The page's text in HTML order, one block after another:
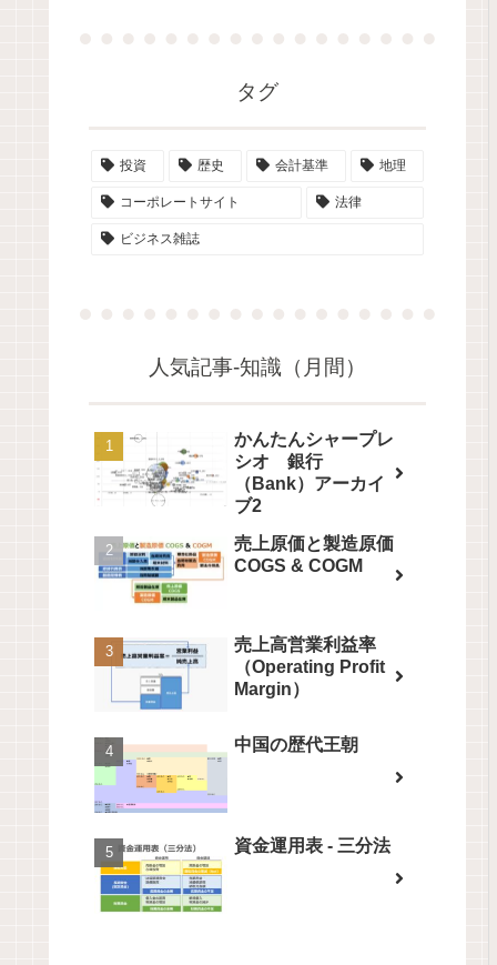
タグ
投資 歴史 会計基準 地理
コーポレートサイト 法律
ビジネス雑誌
人気記事-知識（月間）
かんたんシャープレ
シオ 銀行
（Bank）アーカイ
ブ2
売上原価と製造原価
COGS & COGM
売上高営業利益率
（Operating Profit
Margin）
中国の歴代王朝
資金運用表 - 三分法